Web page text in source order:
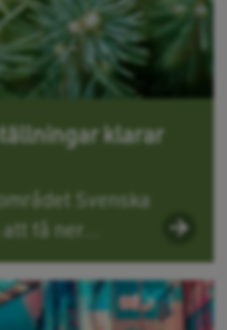
klarar
Svenska
få ner...